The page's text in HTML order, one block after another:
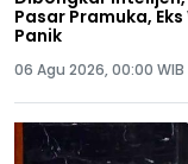
Pasar Pramuka,
Panik
06 Agu 2026, 00:00 WIB